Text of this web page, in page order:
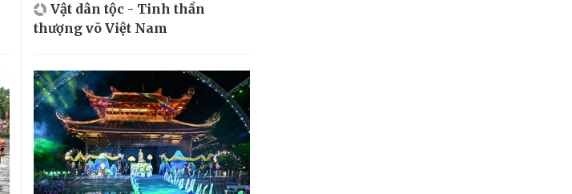
Vật dân tộc - Tinh thần
thượng võ Việt Nam